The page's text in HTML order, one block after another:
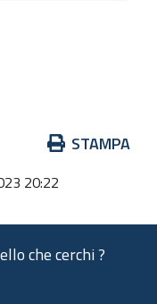
STAMPA
20:22
che cerchi ?